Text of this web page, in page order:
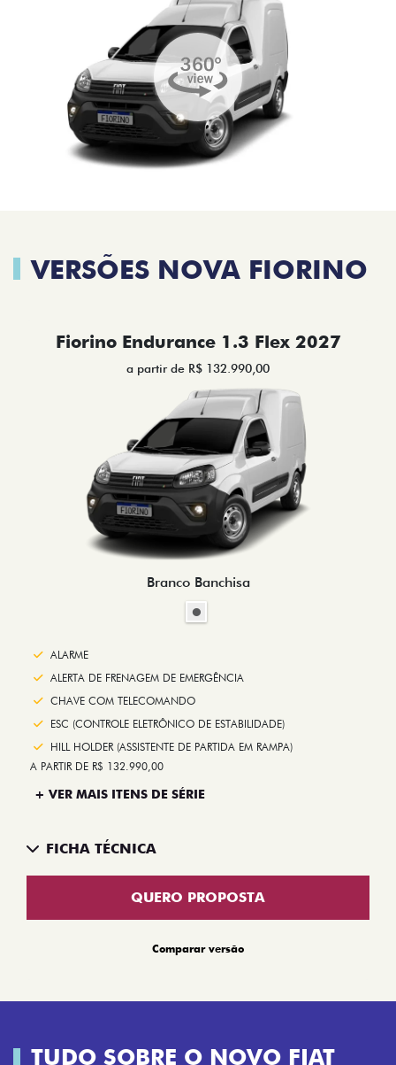
VERSÕES NOVA FIORINO
Fiorino Endurance 1.3 Flex 2027
a partir de R$ 132.990,00
Branco Banchisa
ALARME
ALERTA DE FRENAGEM DE EMERGÊNCIA
CHAVE COM TELECOMANDO
ESC (CONTROLE ELETRÔNICO DE ESTABILIDADE)
HILL HOLDER (ASSISTENTE DE PARTIDA EM RAMPA)
A PARTIR DE R$ 132.990,00
+ VER MAIS ITENS DE SÉRIE
FICHA TÉCNICA
QUERO PROPOSTA
Comparar versão
TUDO SOBRE O NOVO FIAT